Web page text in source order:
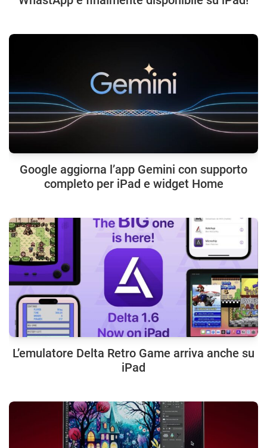
Google aggiorna l’app Gemini con supporto
completo per iPad e widget Home
L’emulatore Delta Retro Game arriva anche su
iPad